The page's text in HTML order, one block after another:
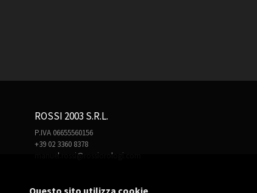
ROSSI 2003 S.R.L.
P.IVA 06655560156
+39 02 3360 8378
manuel.rossi@rossiorologi.com
Questo sito utilizza cookie